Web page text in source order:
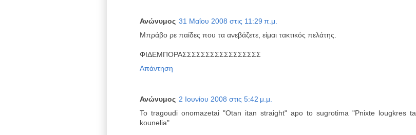
Ανώνυμος 31 Μαΐου 2008 στις 11:29 π.μ.
Μπράβο ρε παίδες που τα ανεβάζετε, είμαι τακτικός πελάτης.
ΦΙΔΕΜΠΟΡΑΣΣΣΣΣΣΣΣΣΣΣΣΣΣΣΣΣ
Απάντηση
Ανώνυμος 2 Ιουνίου 2008 στις 5:42 μ.μ.
To tragoudi onomazetai "Otan itan straight" apo to sugrotima "Pnixte lougkres ta
kounelia"